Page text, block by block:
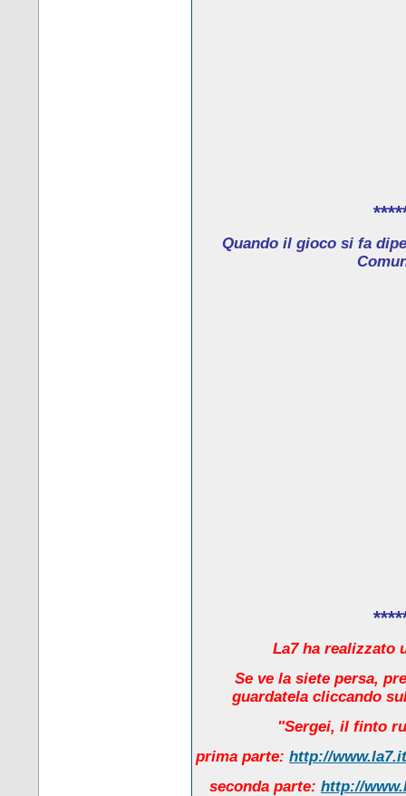
Quando il gioco si fa
La7 ha realizzato
Se ve la siete persa,
guardatela cliccando
"Sergei, il finto
prima parte: http://
seconda parte: http://